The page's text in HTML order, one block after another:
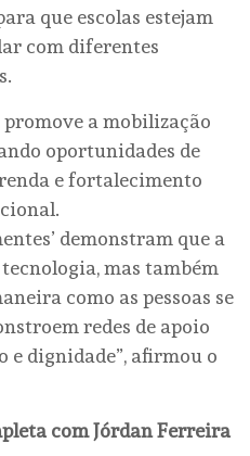
que escolas estejam
com diferentes
a mobilização
oportunidades de
e fortalecimento
demonstram que a
mas também
como as pessoas se
redes de apoio
e dignidade”, afirmou o
com Jórdan Ferreira